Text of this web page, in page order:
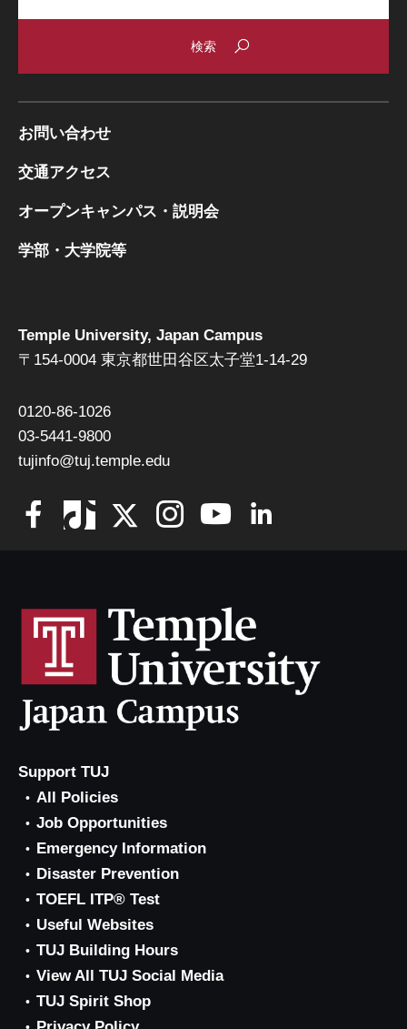
Temple University, Japan Campus
〒154-0004 東京都世田谷区太子堂1-14-29
0120-86-1026
03-5441-9800
tujinfo@tuj.temple.edu
お問い合わせ
交通アクセス
オープンキャンパス・説明会
学部・大学院等
Support TUJ
All Policies
Job Opportunities
Emergency Information
Disaster Prevention
TOEFL ITP® Test
Useful Websites
TUJ Building Hours
View All TUJ Social Media
TUJ Spirit Shop